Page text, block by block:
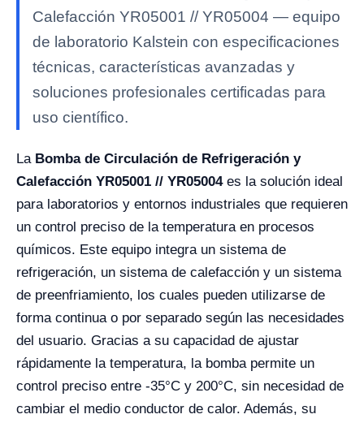
Calefacción YR05001 // YR05004 — equipo
de laboratorio Kalstein con especificaciones
técnicas, características avanzadas y
soluciones profesionales certificadas para
uso científico.
La Bomba de Circulación de Refrigeración y
Calefacción YR05001 // YR05004es la solución ideal
para laboratorios y entornos industriales que requieren
un control preciso de la temperatura en procesos
químicos. Este equipo integra un sistema de
refrigeración, un sistema de calefacción y un sistema
de preenfriamiento, los cuales pueden utilizarse de
forma continua o por separado según las necesidades
del usuario. Gracias a su capacidad de ajustar
rápidamente la temperatura, la bomba permite un
control preciso entre -35°C y 200°C, sin necesidad de
cambiar el medio conductor de calor. Además, su